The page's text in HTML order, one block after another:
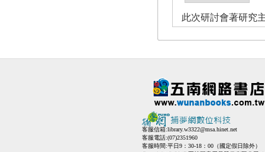
此次研討會著研究
客服信箱:library.w3322@msa.hinet.net
客服電話:(07)2351960
客服時間:平日9：30-18：00（國定假日除外）